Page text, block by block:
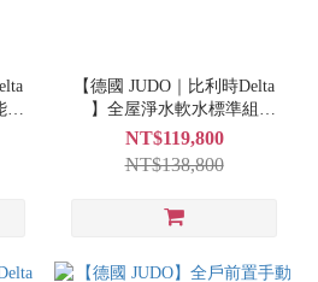
方
【德國 JUDO｜比利時Delta
】全屋淨水軟水標準組
(FILT-B+DHPU-
100+HYDROSOFT 100M 3公
NT$119,800
NT$138,800